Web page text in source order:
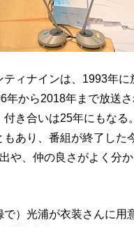
ィナインは、1993年
から2018年まで放送
き合いは25年にもな
あり、番組が終了した
や、仲の良さがよく分
）光浦が衣装さんに用